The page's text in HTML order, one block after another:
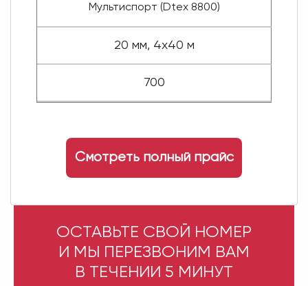
Мультиспорт (Dtex 8800)
20 мм, 4x40 м
700
Смотреть полный прайс
ОСТАВЬТЕ СВОЙ НОМЕР
И МЫ ПЕРЕЗВОНИМ ВАМ
В ТЕЧЕНИИ 5 МИНУТ